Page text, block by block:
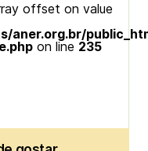
offset on value
aner.org.br/
on line 235